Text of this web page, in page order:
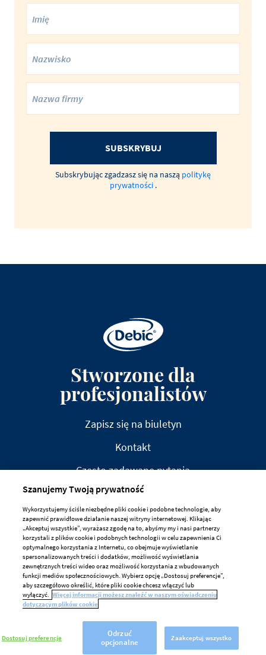
SUBSKRYBUJ
Subskrybując zgadzasz się na naszą politykę
prywatności .
Stworzone dla
profesjonalistów
Zapisz się na biuletyn
Kontakt
Często zadawane pytania
ZRZECZENIE ODPOWIEDZIALNOŚCI
PRYWATNOŚĆ
ZASADY DOTYCZĄCE PLIKÓW COOKIE
Preferencje Dotyczące Plików Cookie
Szanujemy Twoją prywatność
Wykorzystujemy ściśle niezbędne pliki cookie i podobne technologie, aby
zapewnić prawidłowe działanie naszej witryny internetowej. Klikając
„Akceptuj wszystkie”, wyrażasz zgodę na to, abyśmy my i nasi partnerzy
korzystali z plików cookie i podobnych technologii w celu zapewnienia Ci
optymalnego korzystania z Internetu, co obejmuje wyświetlanie
spersonalizowanych treści i dodatków, możliwość wyświetlania
zewnętrznych treści wideo oraz możliwość korzystania z wbudowanych
funkcji mediów społecznościowych. Wybierz opcję „Dostosuj preferencje”,
aby szczegółowo określić, które pliki cookie chcesz włączyć lub
wyłączyć. Więcej informacji możesz znaleźć w naszym oświadczeniu
dotyczącym plików cookie
Dostosuj preferencje
Odrzuć
opcjonalne
Zaakceptuj wszystko